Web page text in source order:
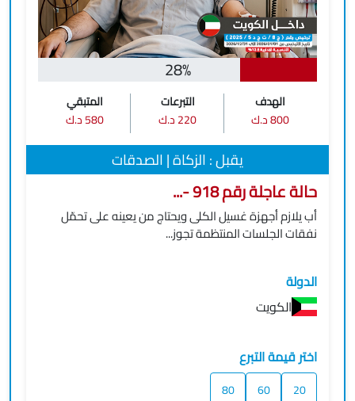
28%
الهدف
800 د.ك
التبرعات
220 د.ك
المتبقي
580 د.ك
يقبل : الزكاة | الصدقات
حالة عاجلة رقم 918 -...
أب يلازم أجهزة غسيل الكلى ويحتاج من يعينه على تحمّل
نفقات الجلسات المنتظمة تجوز...
الدولة
الكويت
اختر قيمة التبرع
20
60
80